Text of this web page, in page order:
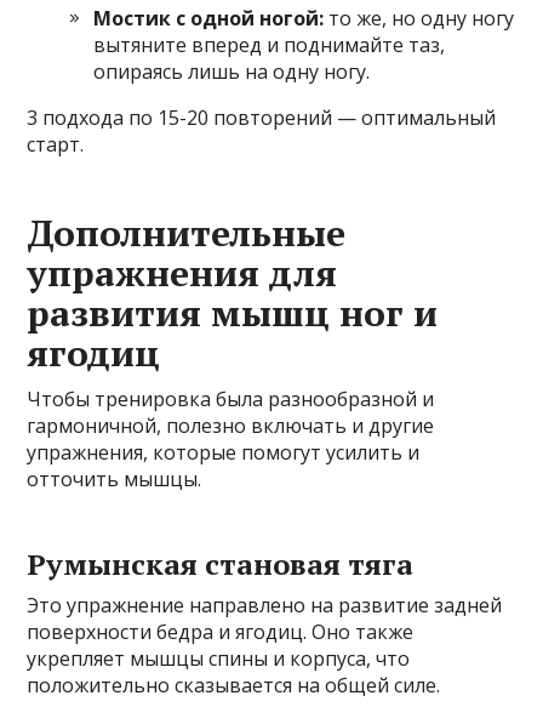
Мостик с одной ногой: то же, но одну ногу
вытяните вперед и поднимайте таз,
опираясь лишь на одну ногу.
3 подхода по 15-20 повторений — оптимальный
старт.
Дополнительные
упражнения для
развития мышц ног и
ягодиц
Чтобы тренировка была разнообразной и
гармоничной, полезно включать и другие
упражнения, которые помогут усилить и
отточить мышцы.
Румынская становая тяга
Это упражнение направлено на развитие задней
поверхности бедра и ягодиц. Оно также
укрепляет мышцы спины и корпуса, что
положительно сказывается на общей силе.